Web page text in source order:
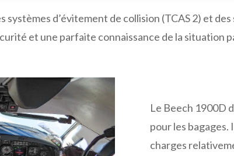
d’évitement de collision (TCAS 2) et
et une parfaite connaissance de la situation
Le Beech 1900D
pour les bagages.
charges